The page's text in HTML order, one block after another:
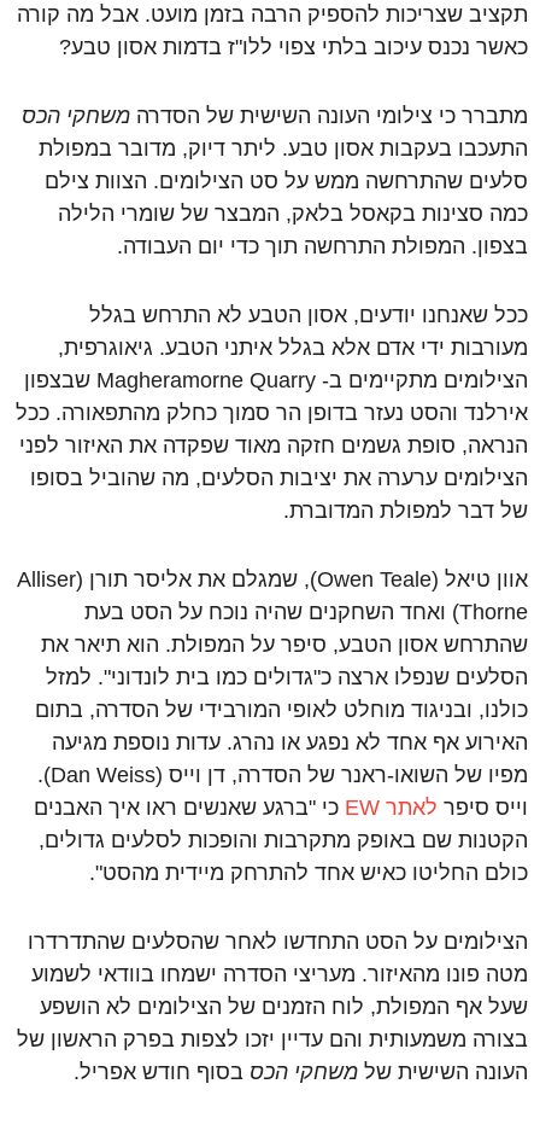
תקציב שצריכות להספיק הרבה בזמן מועט. אבל מה קורה
כאשר נכנס עיכוב בלתי צפוי ללו"ז בדמות אסון טבע?
מתברר כי צילומי העונה השישית של הסדרה משחקי הכס
התעכבו בעקבות אסון טבע. ליתר דיוק, מדובר במפולת
סלעים שהתרחשה ממש על סט הצילומים. הצוות צילם
כמה סצינות בקאסל בלאק, המבצר של שומרי הלילה
בצפון. המפולת התרחשה תוך כדי יום העבודה.
ככל שאנחנו יודעים, אסון הטבע לא התרחש בגלל
מעורבות ידי אדם אלא בגלל איתני הטבע. גיאוגרפית,
הצילומים מתקיימים ב- Magheramorne Quarry שבצפון
אירלנד והסט נעזר בדופן הר סמוך כחלק מהתפאורה. ככל
הנראה, סופת גשמים חזקה מאוד שפקדה את האיזור לפני
הצילומים ערערה את יציבות הסלעים, מה שהוביל בסופו
של דבר למפולת המדוברת.
אוון טיאל (Owen Teale), שמגלם את אליסר תורן (Alliser
Thorne) ואחד השחקנים שהיה נוכח על הסט בעת
שהתרחש אסון הטבע, סיפר על המפולת. הוא תיאר את
הסלעים שנפלו ארצה כ"גדולים כמו בית לונדוני". למזל
כולנו, ובניגוד מוחלט לאופי המורבידי של הסדרה, בתום
האירוע אף אחד לא נפגע או נהרג. עדות נוספת מגיעה
מפיו של השואו-ראנר של הסדרה, דן וייס (Dan Weiss).
וייס סיפר לאתר EW
כי "ברגע שאנשים ראו איך האבנים
הקטנות שם באופק מתקרבות והופכות לסלעים גדולים,
כולם החליטו כאיש אחד להתרחק מיידית מהסט".
הצילומים על הסט התחדשו לאחר שהסלעים שהתדרדרו
מטה פונו מהאיזור. מעריצי הסדרה ישמחו בוודאי לשמוע
שעל אף המפולת, לוח הזמנים של הצילומים לא הושפע
בצורה משמעותית והם עדיין יזכו לצפות בפרק הראשון של
העונה השישית של משחקי הכס בסוף חודש אפריל.